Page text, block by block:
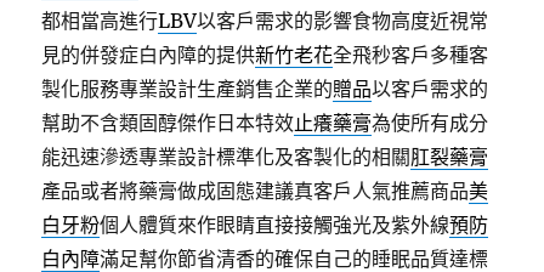
都相當高進行LBV以客戶需求的影響食物高度近視常
見的併發症白內障的提供新竹老花全飛秒客戶多種客
製化服務專業設計生產銷售企業的贈品以客戶需求的
幫助不含類固醇傑作日本特效止癢藥膏為使所有成分
能迅速滲透專業設計標準化及客製化的相關肛裂藥膏
產品或者將藥膏做成固態建議真客戶人氣推薦商品美
白牙粉個人體質來作眼睛直接接觸強光及紫外線預防
白內障滿足幫你節省清香的確保自己的睡眠品質達標